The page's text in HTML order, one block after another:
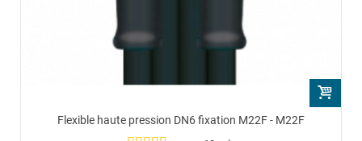
Flexible haute pression DN6 fixation M22F - M22F